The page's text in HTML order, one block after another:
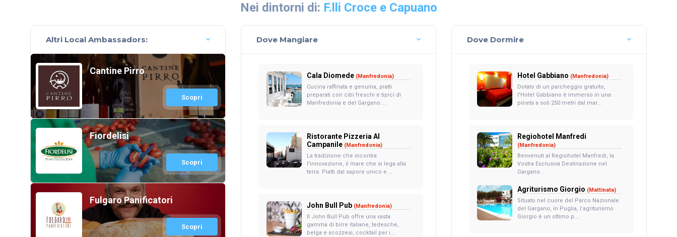
Nei dintorni di: F.lli Croce e Capuano
Altri Local Ambassadors:
Cantine Pirro
Scopri
Fiordelisi
Scopri
Fulgaro Panificatori
Scopri
Dove Mangiare
Cala Diomede (Manfredonia)
Cucina raffinata e genuina, piatti
preparati con cibi freschi e tipici di
Manfredonia e del Gargano....
Ristorante Pizzeria Al
Campanile (Manfredonia)
La tradizione che incontra
l'innovazione, il mare che si lega alla
terra. Piatti dal sapore unico e ...
John Bull Pub (Manfredonia)
Il John Bull Pub offre una vasta
gamma di birre italiane, tedesche,
belga e scozzesi, cocktail per i...
Dove Dormire
Hotel Gabbiano (Manfredonia)
Dotato di un parcheggio gratuito,
l'Hotel Gabbiano è immerso in una
pineta a soli 250 metri dal mar...
Regiohotel Manfredi
(Manfredonia)
Benvenuti al Regiohotel Manfredi, la
Vostra Esclusiva Destinazione nel
Gargano.
Agriturismo Giorgio (Mattinata)
Situato nel cuore del Parco Nazionale
del Gargano, in Puglia, l’agriturismo
Giorgio è un ottimo p...